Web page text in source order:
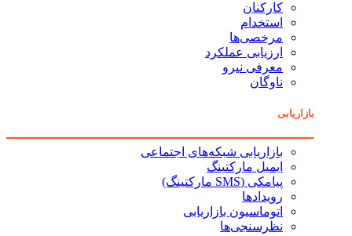
کارکنان
استخدام
مرخصی‌ها
ارزیابی عملکرد
معرفی نیرو
ناوگان
بازاریابی
بازاریابی شبکه‌های اجتماعی
ایمیل مارکتینگ
پیامکی (SMS مارکتینگ)
رویدادها
اتوماسیون بازاریابی
نظرسنجی‌ها